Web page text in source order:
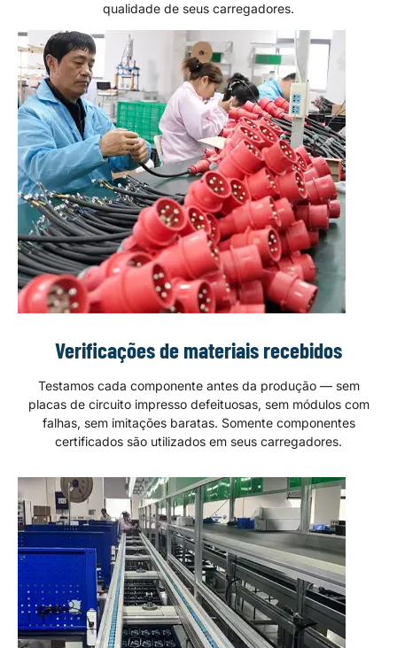
qualidade de seus carregadores.
Verificações de materiais recebidos
Testamos cada componente antes da produção — sem
placas de circuito impresso defeituosas, sem módulos com
falhas, sem imitações baratas. Somente componentes
certificados são utilizados em seus carregadores.